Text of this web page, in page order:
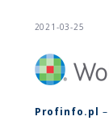
2021-03-25
Profinfo.pl